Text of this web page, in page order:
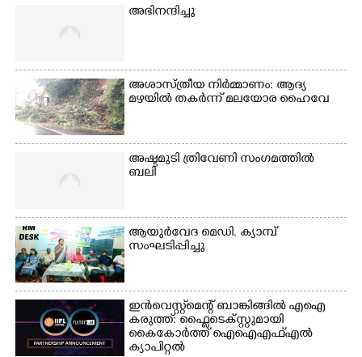
അഭിനന്ദിച്ചു
അശാസ്ത്രീയ നിർമ്മാണം: ആദ്യ
മഴയിൽ തകർന്ന് മലയോര ഹൈവേ
അഷ്ടമുടി ത്രിവേണി സംഗമത്തിൽ
ബലി
ആയുർവേദ മെഡി. ക്യാമ്പ്
സംഘടിപ്പിച്ചു
ഇൻവെസ്റ്റ്മെന്റ് ബാങ്കിങ്ങിൽ എഐ
കരുത്ത്: ഫ്ലൈടെക്സ്റ്റുമായി
കൈകോർത്ത് ഐഐഎഫ്എൽ
ക്യാപിറ്റൽ